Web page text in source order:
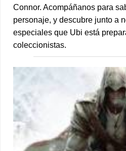
Connor. Acompáñanos para
personaje, y descubre junto a
especiales que Ubi está
coleccionistas.